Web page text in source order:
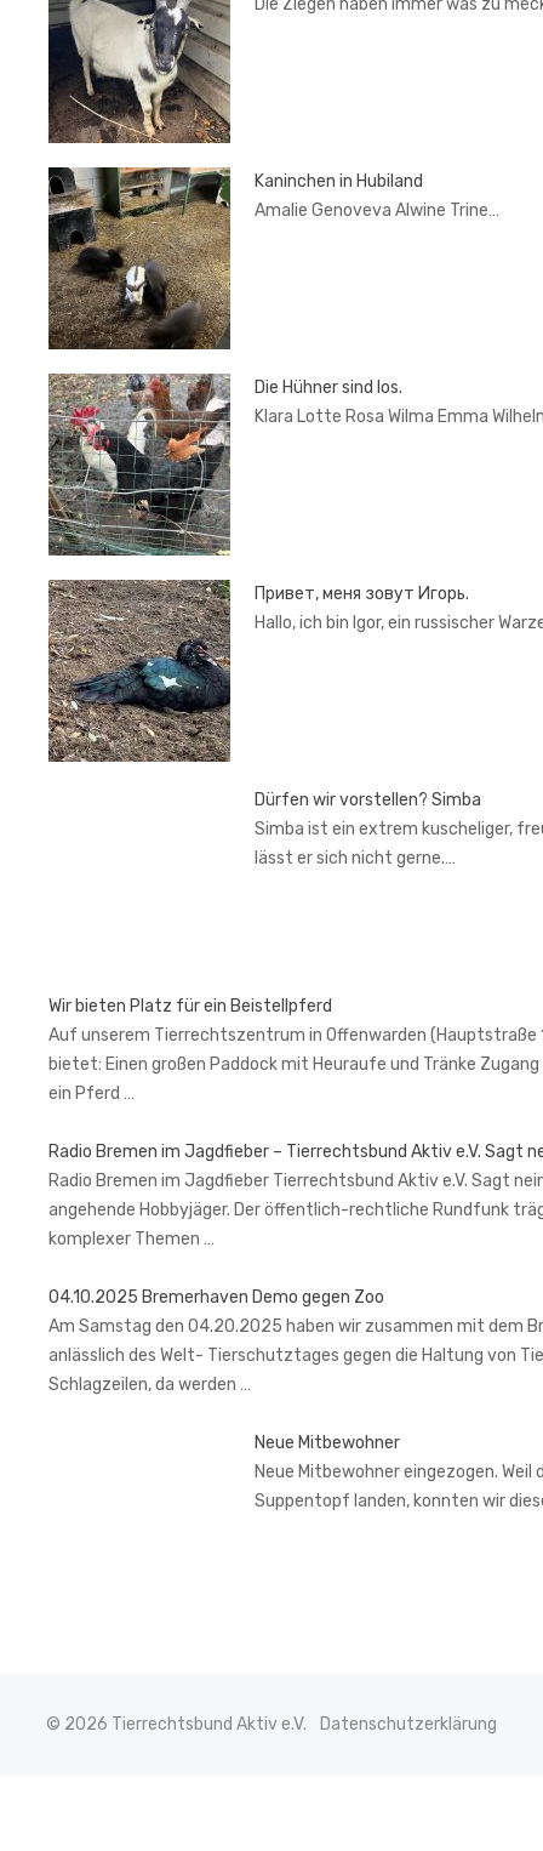
Die Ziegen haben immer was zu
Kaninchen in Hubiland
Amalie Genoveva Alwine Trine…
Die Hühner sind los.
Klara Lotte Rosa Wilma Emma
Привет, меня зовут Игорь.
Hallo, ich bin Igor, ein russischer
Dürfen wir vorstellen? Simba
Simba ist ein extrem kuscheliger,
lässt er sich nicht gerne.…
Wir bieten Platz für ein Beistellpferd
Auf unserem Tierrechtszentrum in Offenwarden
bietet: Einen großen Paddock mit Heuraufe und Tränke
ein Pferd …
Radio Bremen im Jagdfieber – Tierrechtsbund Aktiv e.V. Sagt
Radio Bremen im Jagdfieber Tierrechtsbund Aktiv e.V. Sagt
angehende Hobbyjäger. Der öffentlich-rechtliche Rundfunk
komplexer Themen …
04.10.2025 Bremerhaven Demo gegen Zoo
Am Samstag den 04.20.2025 haben wir zusammen mit dem
anlässlich des Welt- Tierschutztages gegen die Haltung von
Schlagzeilen, da werden …
Neue Mitbewohner
Neue Mitbewohner eingezogen.
Suppentopf landen, konnten wir
© 2026 Tierrechtsbund Aktiv e.V. Datenschutzerklärung